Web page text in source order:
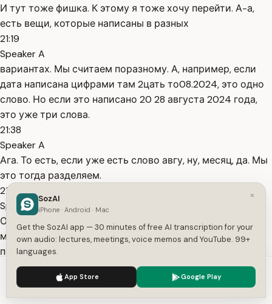
И тут тоже фишка. К этому я тоже хочу перейти. А-а,
есть вещи, которые написаны в разных
21:19
Speaker A
вариантах. Мы считаем поразному. А, например, если
дата написана цифрами там 2цать то08.2024, это одно
слово. Но если это написано 20 28 августа 2024 года,
это уже три слова.
21:38
Speaker A
Ага. То есть, если уже есть слово авгу, ну, месяц, да. Мы
это тогда разделяем.
21:44
Speaker A
О, то есть тоже важно. И опять же, если там плюс-
минус 10% эти три слова могут просто быть вашим
перебором, могут порешать. Поэтому в во всех
коротких текстах даты пишем просто цифрами, потому
что мы всегда их считаем как одно
21:58
We use cookies to enhance your experience.
×
SozAI
iPhone · Android · Mac
Get the SozAI app — 30 minutes of free AI transcription for your
own audio: lectures, meetings, voice memos and YouTube. 99+
languages.
App Store Google Play